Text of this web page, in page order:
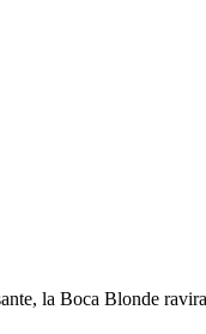
la Boca Blonde